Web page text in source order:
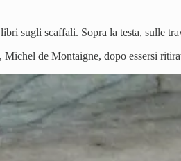
sugli scaffali. Sopra la testa, sulle
Michel de Montaigne, dopo essersi